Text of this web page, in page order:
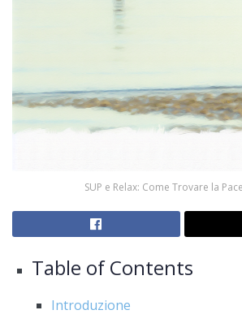
SUP e Relax: Come Trovare la
Table of Contents
Introduzione